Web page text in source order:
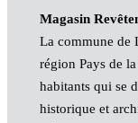
Magasin
La commune de
région Pays de
habitants qui se
historique et